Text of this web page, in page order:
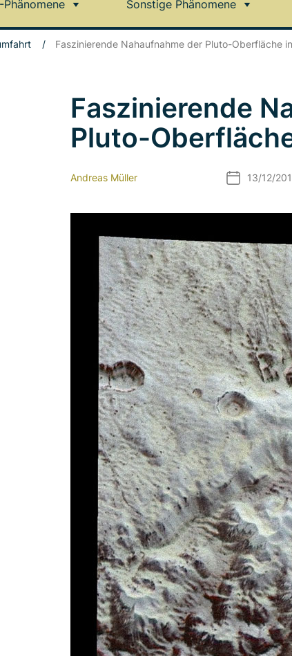
Phänomene Sonstige Phänomene
/ Faszinierende Nahaufnahme der Pluto-Oberfläche
Faszinierende
Pluto-
Andreas Müller 13/12/